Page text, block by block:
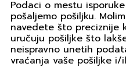
Podaci o mestu
pošaljemo pošiljku.
navedete što preciznije
uručuju pošiljke što
neispravno unetih
vraćanja vaše pošiljke i/